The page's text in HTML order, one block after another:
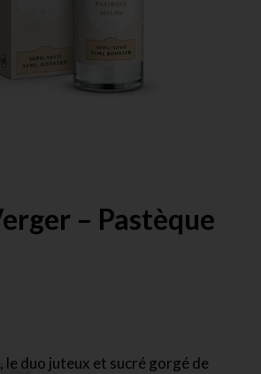
– Pastèque
le duo juteux et sucré gorgé de